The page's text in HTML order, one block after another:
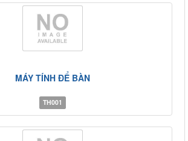
MÁY TÍNH ĐỂ BÀN
TH001